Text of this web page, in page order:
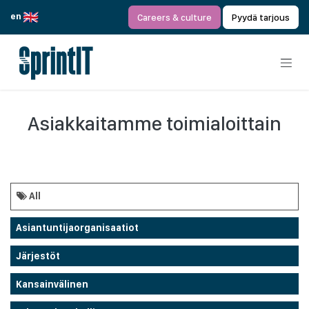
en
Careers & culture Pyydä tarjous
Asiakkaitamme toimialoittain
All
Asiantuntijaorganisaatiot
Järjestöt
Kansainvälinen